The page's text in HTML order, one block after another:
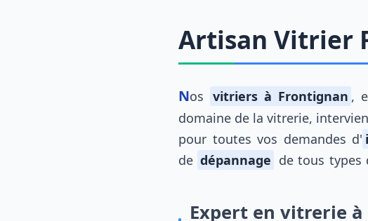
Artisan Vitrier
Nos vitriers à Frontignan ,
domaine de la vitrerie,
pour toutes vos demandes d'
de dépannage de tous types
Expert en vitrerie